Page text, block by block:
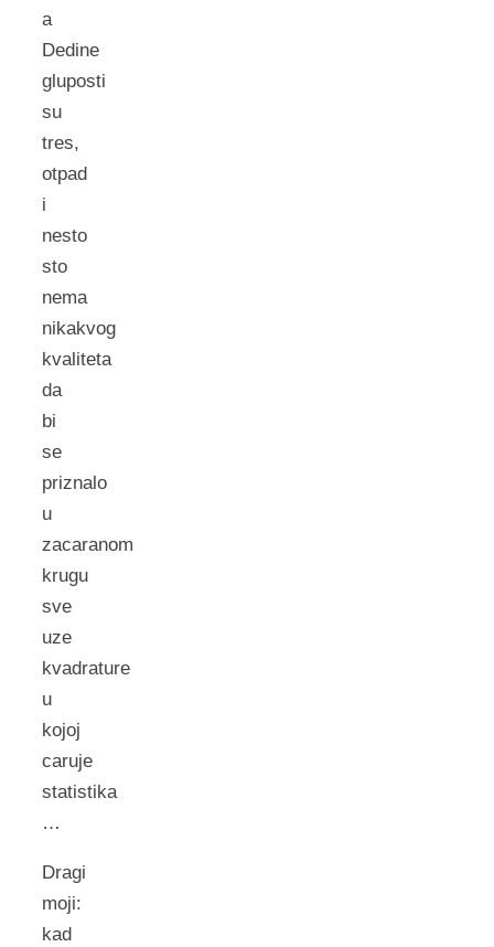
a
Dedine
gluposti
su
tres,
otpad
i
nesto
sto
nema
nikakvog
kvaliteta
da
bi
se
priznalo
u
zacaranom
krugu
sve
uze
kvadrature
u
kojoj
caruje
statistika
…
Dragi
moji:
kad